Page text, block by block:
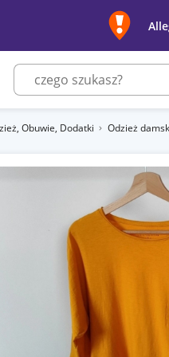
Obuwie, Dodatki Odzież